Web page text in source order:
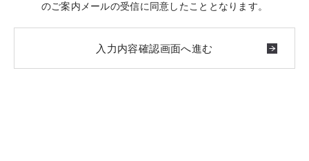
のご案内メールの受信に同意したこととなります。